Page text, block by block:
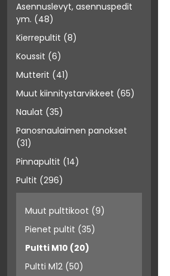
Asennuslevyt, asennuspedit
ym. (48)
Kierrepultit (8)
Koussit (6)
Mutterit (41)
Muut kiinnitystarvikkeet (65)
Naulat (35)
Panosnaulaimen panokset
(31)
Pinnapultit (14)
Pultit (296)
Muut pulttikoot (9)
Pienet pultit (35)
Pultti M10 (20)
Pultti M12 (50)